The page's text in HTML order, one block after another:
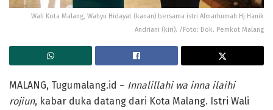
Wali Kota Malang, Wahyu Hidayat (kanan) bersama istri Almarhumah Hj Hanik
Andriani (kiri). /Foto: Dok. Pemkot Malang
MALANG, Tugumalang.id – Innalillahi wa inna ilaihi
rojiun, kabar duka datang dari Kota Malang. Istri Wali